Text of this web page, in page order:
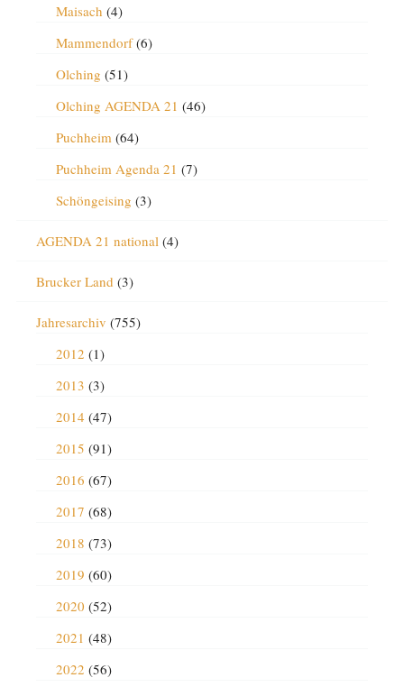
Maisach (4)
Mammendorf(6)
Olching (51)
Olching AGENDA 21 (46)
Puchheim(64)
Puchheim Agenda 21 (7)
Schöngeising (3)
AGENDA 21 national(4)
Brucker Land (3)
Jahresarchiv (755)
2012 (1)
2013 (3)
2014 (47)
2015 (91)
2016 (67)
2017 (68)
2018 (73)
2019 (60)
2020 (52)
2021 (48)
2022 (56)